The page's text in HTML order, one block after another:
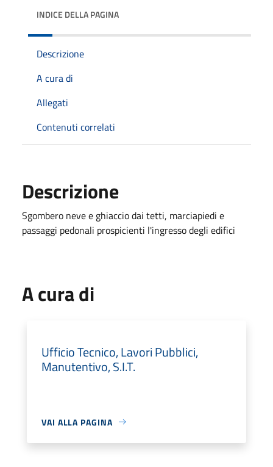
INDICE DELLA PAGINA
Descrizione
A cura di
Allegati
Contenuti correlati
Descrizione
Sgombero neve e ghiaccio dai tetti, marciapiedi e
passaggi pedonali prospicienti l'ingresso degli edifici
A cura di
Ufficio Tecnico, Lavori Pubblici,
Manutentivo, S.I.T.
VAI ALLA PAGINA